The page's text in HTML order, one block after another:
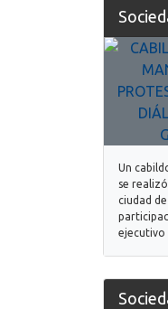
Un
se
ciudad
ejecutivo